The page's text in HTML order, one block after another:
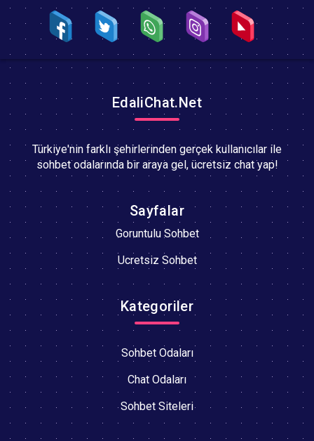
EdaliChat.Net
Türkiye'nin farklı şehirlerinden gerçek kullanıcılar ile
sohbet odalarında bir araya gel, ücretsiz chat yap!
Sayfalar
Goruntulu Sohbet
Ucretsiz Sohbet
Kategoriler
Sohbet Odaları
Chat Odaları
Sohbet Siteleri